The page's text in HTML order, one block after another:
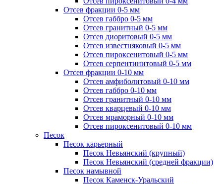
Отсев фракции 0-5 мм
Отсев габбро 0-5 мм
Отсев гранитный 0-5 мм
Отсев диоритовый 0-5 мм
Отсев известняковый 0-5 мм
Отсев пироксенитовый 0-5 мм
Отсев серпентинитовый 0-5 мм
Отсев фракции 0-10 мм
Отсев амфиболитовый 0-10 мм
Отсев габбро 0-10 мм
Отсев гранитный 0-10 мм
Отсев кварцевый 0-10 мм
Отсев мраморный 0-10 мм
Отсев пироксенитовый 0-10 мм
Песок
Песок карьерный
Песок Невьянский (крупный)
Песок Невьянский (средней фракции)
Песок намывной
Песок Каменск-Уральский